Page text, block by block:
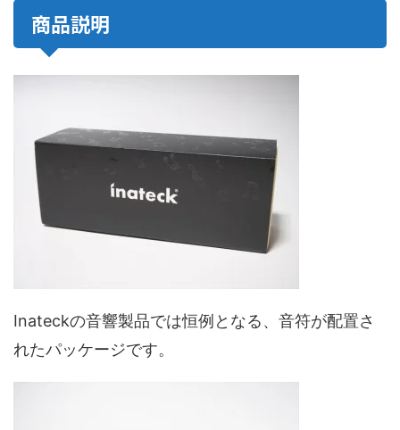
商品説明
Inateckの音響製品では恒例となる、音符が配置さ
れたパッケージです。